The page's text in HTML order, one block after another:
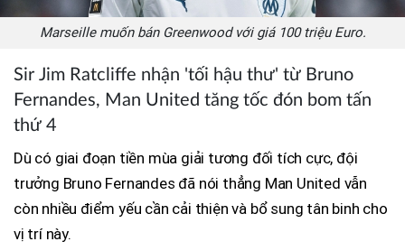
Marseille muốn bán Greenwood với giá 100 triệu Euro.
Sir Jim Ratcliffe nhận 'tối hậu thư' từ Bruno
Fernandes, Man United tăng tốc đón bom tấn
thứ 4
Dù có giai đoạn tiền mùa giải tương đối tích cực, đội
trưởng Bruno Fernandes đã nói thẳng Man United vẫn
còn nhiều điểm yếu cần cải thiện và bổ sung tân binh cho
vị trí này.